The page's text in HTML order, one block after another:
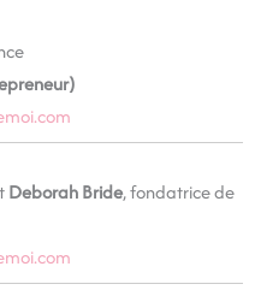
Deborah Bride, fondatrice de